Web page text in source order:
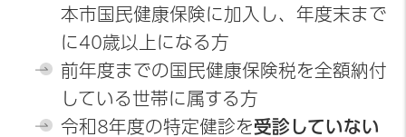
本市国民健康保険に加入し、年度末まで
に40歳以上になる方
前年度までの国民健康保険税を全額納付
している世帯に属する方
令和8年度の特定健診を受診していない